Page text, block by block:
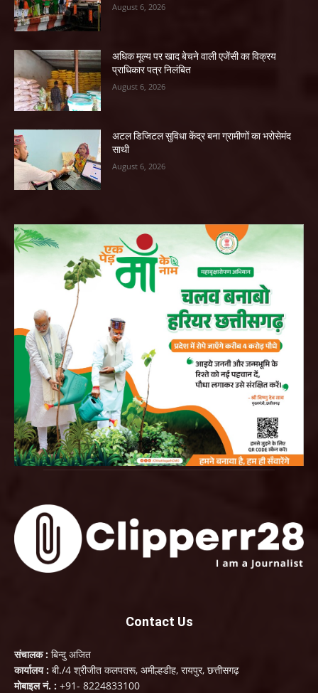
August 6, 2026
अधिक मूल्य पर खाद बेचने वाली एजेंसी का विक्रय
प्राधिकार पत्र निलंबित
August 6, 2026
अटल डिजिटल सुविधा केंद्र बना ग्रामीणों का भरोसेमंद
साथी
August 6, 2026
Contact Us
संचालक : बिन्दु अजित
कार्यालय : बी./4 श्रीजीत कलपतरू, अमील्हडीह, रायपुर, छत्तीसगढ़
मोबाइल नं. : +91- 8224833100